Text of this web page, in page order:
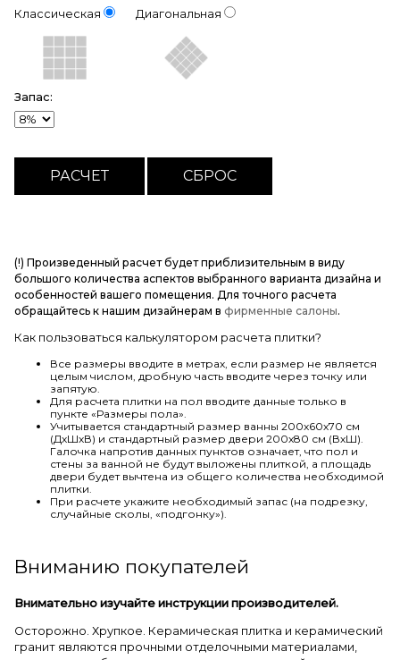
Классическая
Диагональная
Запас:
(!) Произведенный расчет будет приблизительным в виду
большого количества аспектов выбранного варианта дизайна и
особенностей вашего помещения. Для точного расчета
обращайтесь к нашим дизайнерам в фирменные салоны.
Как пользоваться калькулятором расчета плитки?
Все размеры вводите в метрах, если размер не является
целым числом, дробную часть вводите через точку или
запятую.
Для расчета плитки на пол вводите данные только в
пункте «Размеры пола».
Учитывается стандартный размер ванны 200х60х70 см
(ДхШхВ) и стандартный размер двери 200х80 см (ВхШ).
Галочка напротив данных пунктов означает, что пол и
стены за ванной не будут выложены плиткой, а площадь
двери будет вычтена из общего количества необходимой
плитки.
При расчете укажите необходимый запас (на подрезку,
случайные сколы, «подгонку»).
Вниманию покупателей
Внимательно изучайте инструкции производителей.
Осторожно. Хрупкое. Керамическая плитка и керамический
гранит являются прочными отделочными материалами,